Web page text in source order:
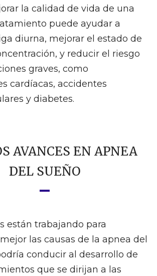
la calidad de vida de una
puede ayudar a
diurna, mejorar el estado de
y reducir el riesgo
graves, como
cardíacas, accidentes
y diabetes.
AVANCES EN APNEA
DEL SUEÑO
están trabajando para
las causas de la apnea del
conducir al desarrollo de
que se dirijan a las